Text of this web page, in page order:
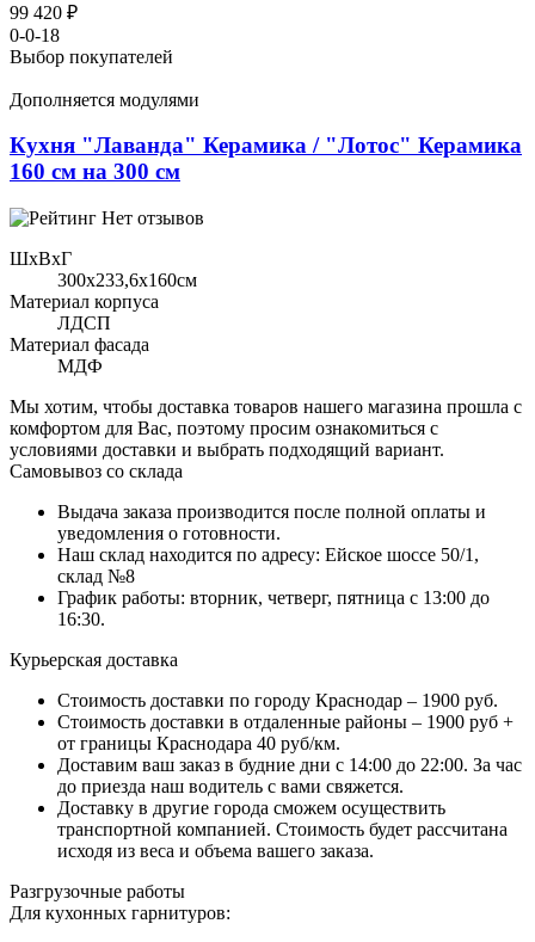
99 420 ₽
0-0-18
Выбор покупателей
Дополняется модулями
Кухня "Лаванда" Керамика / "Лотос" Керамика
160 см на 300 см
Нет отзывов
ШхВхГ
300x233,6х160см
Материал корпуса
ЛДСП
Материал фасада
МДФ
Мы хотим, чтобы доставка товаров нашего магазина прошла с
комфортом для Вас, поэтому просим ознакомиться с
условиями доставки и выбрать подходящий вариант.
Самовывоз со склада
Выдача заказа производится после полной оплаты и
уведомления о готовности.
Наш склад находится по адресу: Ейское шоссе 50/1,
склад №8
График работы: вторник, четверг, пятница с 13:00 до
16:30.
Курьерская доставка
Стоимость доставки по городу Краснодар – 1900 руб.
Стоимость доставки в отдаленные районы – 1900 руб +
от границы Краснодара 40 руб/км.
Доставим ваш заказ в будние дни с 14:00 до 22:00. За час
до приезда наш водитель с вами свяжется.
Доставку в другие города сможем осуществить
транспортной компанией. Стоимость будет рассчитана
исходя из веса и объема вашего заказа.
Разгрузочные работы
Для кухонных гарнитуров: